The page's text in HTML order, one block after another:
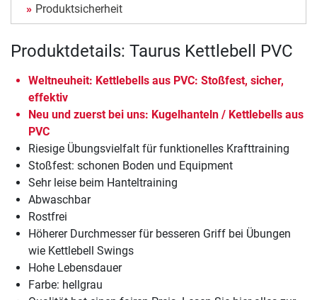
Produktsicherheit
Produktdetails: Taurus Kettlebell PVC
Weltneuheit: Kettlebells aus PVC: Stoßfest, sicher,
effektiv
Neu und zuerst bei uns: Kugelhanteln / Kettlebells aus
PVC
Riesige Übungsvielfalt für funktionelles Krafttraining
Stoßfest: schonen Boden und Equipment
Sehr leise beim Hanteltraining
Abwaschbar
Rostfrei
Höherer Durchmesser für besseren Griff bei Übungen
wie Kettlebell Swings
Hohe Lebensdauer
Farbe: hellgrau